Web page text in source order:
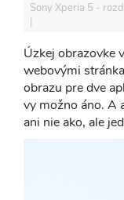
Sony Xperia 5 -
Úzkej obrazovke
webovými
obrazu pre dve
vy možno áno. A
ani nie ako, ale